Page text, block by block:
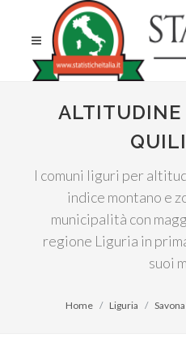
ALTITUDINE
I comuni liguri per
indice montano e
municipalità con
regione Liguria in
suoi
Home Liguria Savona